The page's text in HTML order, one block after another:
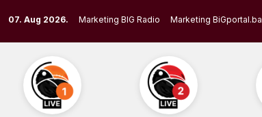
to
content
07. Aug 2026. Marketing BIG Radio Marketing BiGportal.ba